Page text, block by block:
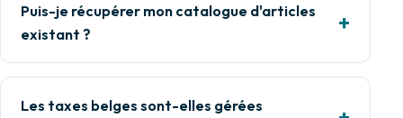
Puis-je récupérer mon catalogue d'articles
existant ?
Les taxes belges sont-elles gérées